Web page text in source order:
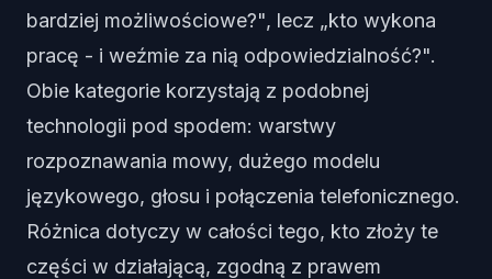
bardziej możliwościowe?", lecz „kto wykona
pracę - i weźmie za nią odpowiedzialność?".
Obie kategorie korzystają z podobnej
technologii pod spodem: warstwy
rozpoznawania mowy, dużego modelu
językowego, głosu i połączenia telefonicznego.
Różnica dotyczy w całości tego, kto złoży te
części w działającą, zgodną z prawem